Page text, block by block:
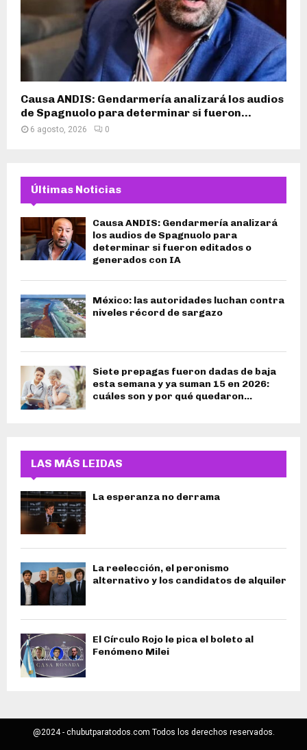
Causa ANDIS: Gendarmería analizará los audios
de Spagnuolo para determinar si fueron...
6 agosto, 2026 0
Últimas Noticias
Causa ANDIS: Gendarmería analizará
los audios de Spagnuolo para
determinar si fueron editados o
generados con IA
México: las autoridades luchan contra
niveles récord de sargazo
Siete prepagas fueron dadas de baja
esta semana y ya suman 15 en 2026:
cuáles son y por qué quedaron...
LAS MÁS LEIDAS
La esperanza no derrama
La reelección, el peronismo
alternativo y los candidatos de alquiler
El Círculo Rojo le pica el boleto al
Fenómeno Milei
@2024 - chubutparatodos.com Todos los derechos reservados.